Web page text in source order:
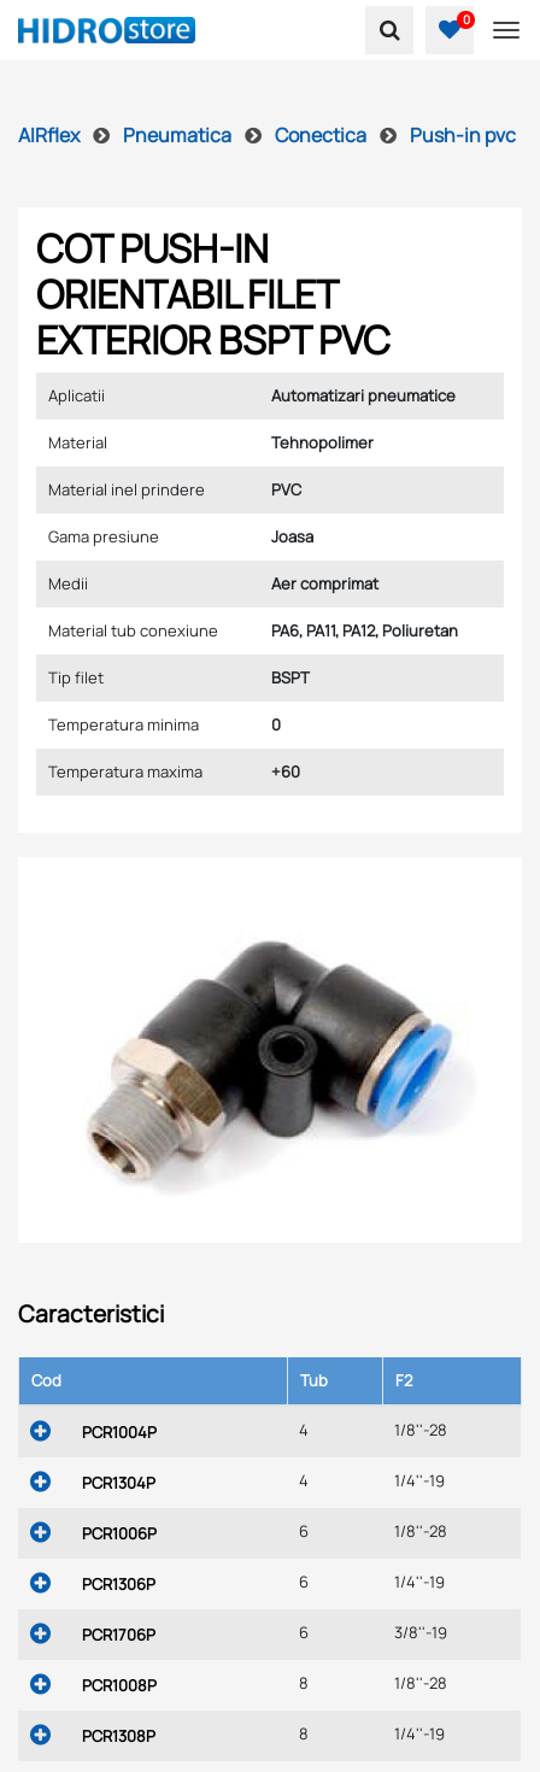
0
AIRflex Pneumatica Conectica Push-in pvc
COT PUSH-IN
ORIENTABIL FILET
EXTERIOR BSPT PVC
Aplicatii Automatizari pneumatice
Material Tehnopolimer
Material inel prindere PVC
Gama presiune Joasa
Medii Aer comprimat
Material tub conexiune PA6, PA11, PA12, Poliuretan
Tip filet BSPT
Temperatura minima 0
Temperatura maxima +60
Caracteristici
Cod Tub F2
PCR1004P 4 1/8''-28
PCR1304P 4 1/4''-19
PCR1006P 6 1/8''-28
PCR1306P 6 1/4''-19
PCR1706P 6 3/8''-19
PCR1008P 8 1/8''-28
PCR1308P 8 1/4''-19